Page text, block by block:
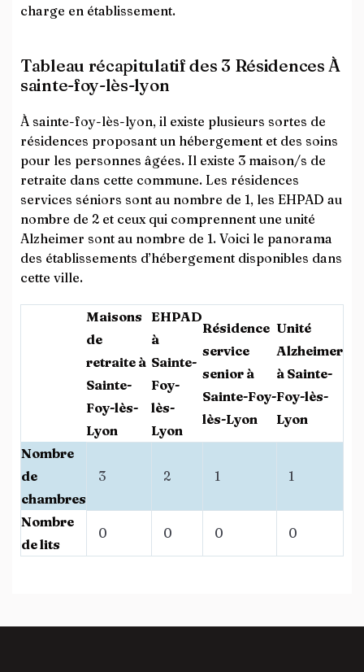
charge en établissement.
Tableau récapitulatif des 3 Résidences À
sainte-foy-lès-lyon
À sainte-foy-lès-lyon, il existe plusieurs sortes de
résidences proposant un hébergement et des soins
pour les personnes âgées. Il existe 3 maison/s de
retraite dans cette commune. Les résidences
services séniors sont au nombre de 1, les EHPAD au
nombre de 2 et ceux qui comprennent une unité
Alzheimer sont au nombre de 1. Voici le panorama
des établissements d’hébergement disponibles dans
cette ville.
Maisons
de
retraite à
Sainte-
Foy-lès-
Lyon
EHPAD
à
Sainte-
Foy-
lès-
Lyon
Résidence
service
senior à
Sainte-Foy-
lès-Lyon
Unité
Alzheimer
à Sainte-
Foy-lès-
Lyon
Nombre
de
chambres
3 2 1 1
Nombre
de lits
0 0 0 0